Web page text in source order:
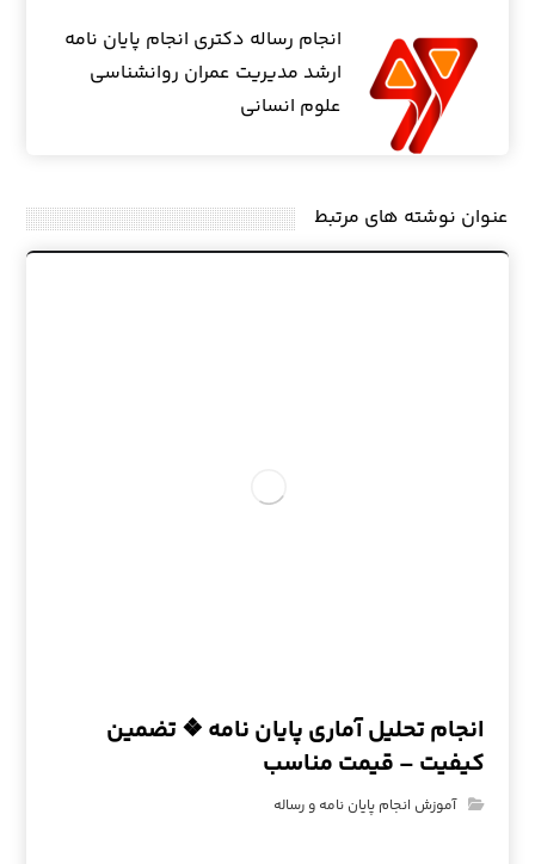
انجام رساله دکتری انجام پایان نامه
ارشد مدیریت عمران روانشناسی
علوم انسانی
عنوان ‫نوشته های مرتبط
انجام تحلیل آماری پایان نامه ❖ تضمین
کیفیت – قیمت مناسب
آموزش انجام پایان نامه و رساله